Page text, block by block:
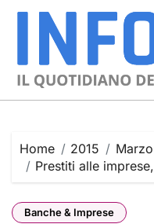
Skip
Home 2015
Marzo
Prestiti alle
Banche & Imprese